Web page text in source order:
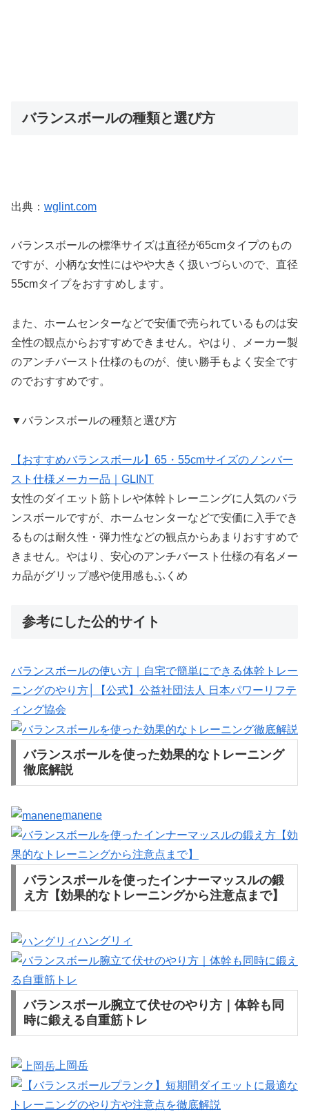
バランスボールの種類と選び方
出典： wglint.com
バランスボールの標準サイズは直径が65cmタイプのもの
ですが、小柄な女性にはやや大きく扱いづらいので、直径
55cmタイプをおすすめします。
また、ホームセンターなどで安価で売られているものは安
全性の観点からおすすめできません。やはり、メーカー製
のアンチバースト仕様のものが、使い勝手もよく安全です
のでおすすめです。
▼バランスボールの種類と選び方
【おすすめバランスボール】65・55cmサイズのノンバー
スト仕様メーカー品｜GLINT
女性のダイエット筋トレや体幹トレーニングに人気のバラ
ンスボールですが、ホームセンターなどで安価に入手でき
るものは耐久性・弾力性などの観点からあまりおすすめで
きません。やはり、安心のアンチバースト仕様の有名メー
カ品がグリップ感や使用感もふくめ
参考にした公的サイト
バランスボールの使い方｜自宅で簡単にできる体幹トレー
ニングのやり方│【公式】公益社団法人 日本パワーリフテ
ィング協会
バランスボールを使った効果的なトレーニング
徹底解説
manene
バランスボールを使ったインナーマッスルの鍛
え方【効果的なトレーニングから注意点まで】
ハングリィ
バランスボール腕立て伏せのやり方｜体幹も同
時に鍛える自重筋トレ
上岡岳